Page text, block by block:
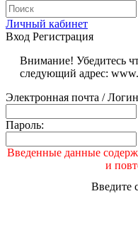
Личный кабинет
Вход Регистрация
Внимание! Убедитесь
следующий адрес:
Электронная почта /
Пароль:
Введенные данные
и
Введите